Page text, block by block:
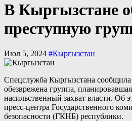
В Кыргызстане
преступную
Июл 5, 2024 #Кыргызстан
Спецслужба Кыргызстана
обезврежена группа,
насильственный захват власти. Об
пресс-центра Государственного
безопасности (ГКНБ) республики.